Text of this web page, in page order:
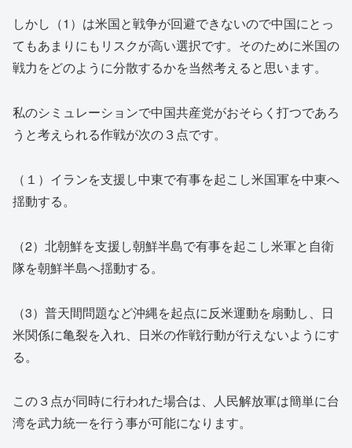
しかし（1）は米国と戦争が回避できないので中国にとっ
てもあまりにもリスクが高い選択です。そのために米国の
戦力をどのように分散するかを当然考えると思います。
私のシミュレーションで中国共産党がおそらく打つであろ
うと考えられる作戦が次の３点です。
（１）イランを支援し中東で有事を起こし米国軍を中東へ
揺動する。
（2）北朝鮮を支援し朝鮮半島で有事を起こし米軍と自衛
隊を朝鮮半島へ揺動する。
（3）普天間問題など沖縄を起点に反米運動を扇動し、日
米関係に亀裂を入れ、日米の作戦行動が行えないようにす
る。
この３点が同時に行われた場合は、人民解放軍は簡単に台
湾を武力統一を行う事が可能になります。